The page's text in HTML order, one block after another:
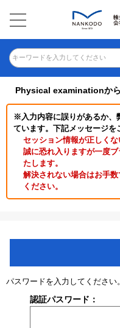
キーワードを入力してください
Physical examinationか
※入力内容に誤りがあるか、
ています。下記メッセージを
セッション情報が正しく
誠に恐れ入りますが一度
たします。
解決されない場合はお手
ください。
パスワードを入力してください。
認証パスワード：